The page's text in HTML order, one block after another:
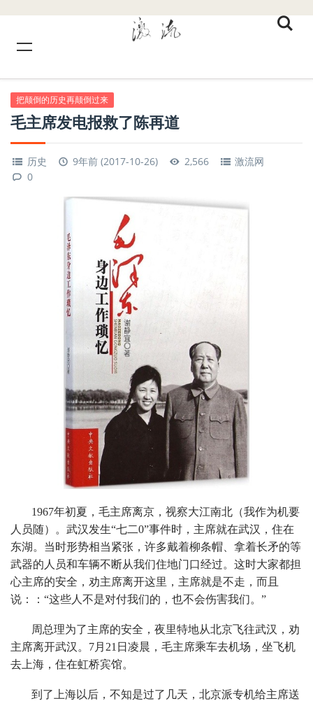
把颠倒的历史再颠倒过来
毛主席发电报救了陈再道
历史 9年前 (2017-10-26) 2,566
激流网
0
1967年初夏，毛主席离京，视察大江南北（我作为机要
人员随）。武汉发生“七二0”事件时，主席就在武汉，住在
东湖。当时形势相当紧张，许多戴着柳条帽、拿着长矛的等
武器的人员和车辆不断从我们住地门口经过。这时大家都担
心主席的安全，劝主席离开这里，主席就是不走，而且
说：：“这些人不是对付我们的，也不会伤害我们。”
周总理为了主席的安全，夜里特地从北京飞往武汉，劝
主席离开武汉。7月21日凌晨，毛主席乘车去机场，坐飞机
去上海，住在虹桥宾馆。
到了上海以后，不知是过了几天，北京派专机给主席送